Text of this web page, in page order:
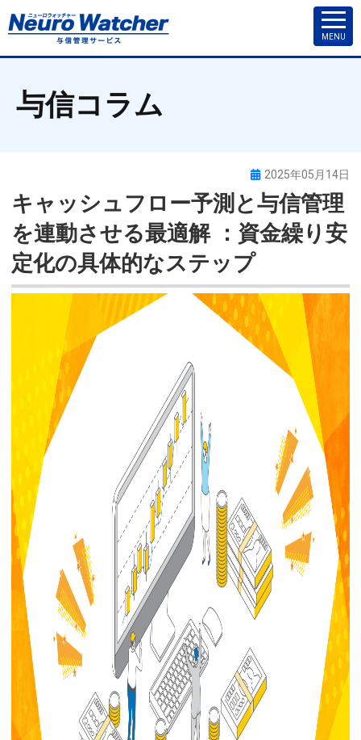
MENU
与信コラム
2025年05月14日
キャッシュフロー予測と与信管理
を連動させる最適解 ：資金繰り安
定化の具体的なステップ